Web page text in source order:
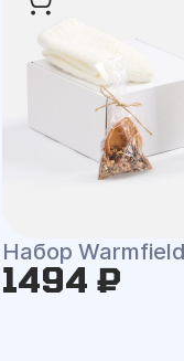
Набор
1494 ₽